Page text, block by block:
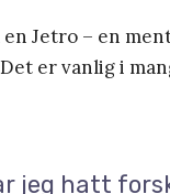
Jetro – en
er vanlig i
jeg hatt